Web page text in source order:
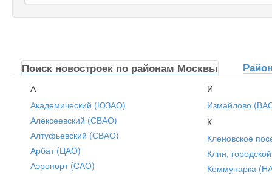
Поиск новостроек по районам Москвы
А
Академический (ЮЗАО)
Алексеевский (СВАО)
Алтуфьевский (СВАО)
Арбат (ЦАО)
Аэропорт (САО)
И
Измайлово
К
Кленовское
Клин,
Коммунарка